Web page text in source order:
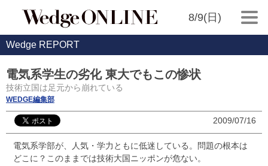
8/9(日)
Wedge REPORT
電気系学生の劣化 東大でもこの惨状
技術立国は足元から崩れている
WEDGE編集部
2009/07/16
電気系学部が、人気・学力ともに低迷している。問題の根本は
どこに？このままでは技術大国ニッポンが危ない。